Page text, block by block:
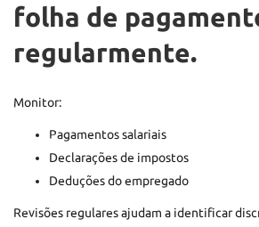
folha de
regularmente.
Monitor:
Pagamentos salariais
Declarações de impostos
Deduções do empregado
Revisões regulares ajudam a identificar